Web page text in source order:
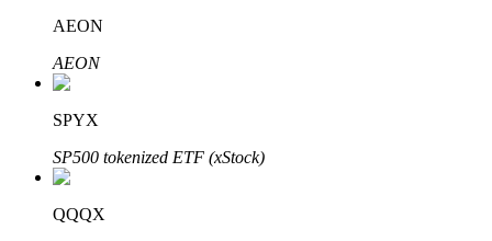
Đối tác Bitrue
AEON
AEON
SPYX
SP500 tokenized ETF (xStock)
QQQX